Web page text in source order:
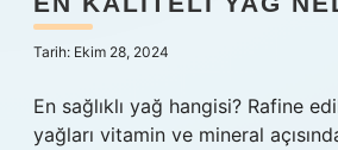
Tarih: Ekim 28, 2024
En sağlıklı yağ hangisi? Rafine
yağları vitamin ve mineral